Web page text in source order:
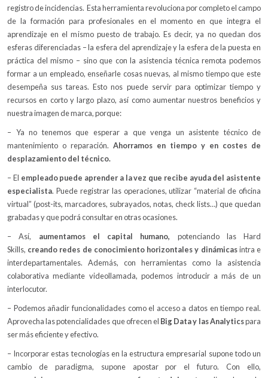
registro de incidencias. Esta herramienta revoluciona por completo el campo
de la formación para profesionales en el momento en que integra el
aprendizaje en el mismo puesto de trabajo. Es decir, ya no quedan dos
esferas diferenciadas – la esfera del aprendizaje y la esfera de la puesta en
práctica del mismo – sino que con la asistencia técnica remota podemos
formar a un empleado, enseñarle cosas nuevas, al mismo tiempo que este
desempeña sus tareas. Esto nos puede servir para optimizar tiempo y
recursos en corto y largo plazo, así como aumentar nuestros beneficios y
nuestra imagen de marca, porque:
– Ya no tenemos que esperar a que venga un asistente técnico de
mantenimiento o reparación. Ahorramos en tiempo y en costes de
desplazamiento del técnico.
– El empleado puede aprender a la vez que recibe ayuda del asistente
especialista. Puede registrar las operaciones, utilizar “material de oficina
virtual” (post-its, marcadores, subrayados, notas, check lists…) que quedan
grabadas y que podrá consultar en otras ocasiones.
– Así, aumentamos el capital humano, potenciando las Hard
Skills, creando redes de conocimiento horizontales y dinámicasintra e
interdepartamentales. Además, con herramientas como la asistencia
colaborativa mediante videollamada, podemos introducir a más de un
interlocutor.
– Podemos añadir funcionalidades como el acceso a datos en tiempo real.
Aprovecha las potencialidades que ofrecen el Big Data y las Analyticspara
ser más eficiente y efectivo.
– Incorporar estas tecnologías en la estructura empresarial supone todo un
cambio de paradigma, supone apostar por el futuro. Con ello,